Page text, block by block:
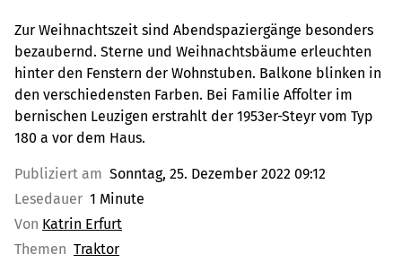
Zur Weihnachtszeit sind Abendspaziergänge besonders
bezaubernd. Sterne und Weihnachtsbäume erleuchten
hinter den Fenstern der Wohnstuben. Balkone blinken in
den verschiedensten Farben. Bei Familie Affolter im
bernischen Leuzigen erstrahlt der 1953er-Steyr vom Typ
180 a vor dem Haus.
Publiziert am Sonntag, 25. Dezember 2022 09:12
Lesedauer 1 Minute
Von Katrin Erfurt
Themen Traktor